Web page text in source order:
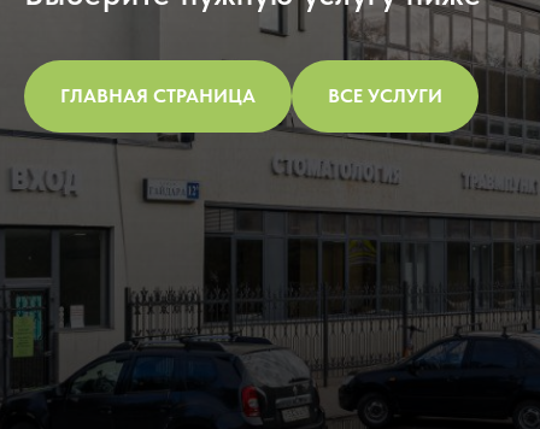
ГЛАВНАЯ СТРАНИЦА ВСЕ УСЛУГИ